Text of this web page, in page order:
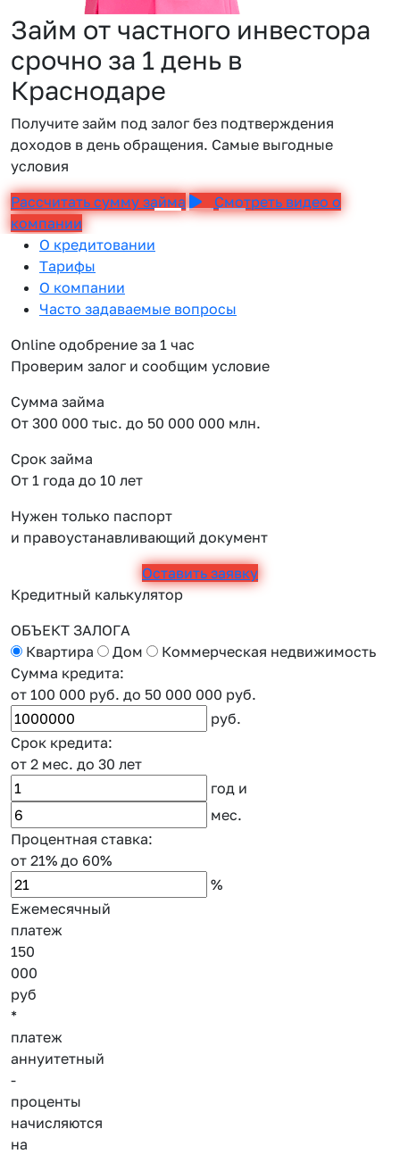
Займ от частного инвестора
срочно за 1 день в
Краснодаре
Получите займ под залог без подтверждения
доходов в день обращения. Самые выгодные
условия
Рассчитать сумму займа
Смотреть видео о
компании
О кредитовании
Тарифы
О компании
Часто задаваемые вопросы
Online одобрение за 1 час
Проверим залог и сообщим условие
Сумма займа
От 300 000 тыс. до 50 000 000 млн.
Срок займа
От 1 года до 10 лет
Нужен только паспорт
и правоустанавливающий документ
Оставить заявку
Кредитный калькулятор
ОБЪЕКТ ЗАЛОГА
Квартира
Дом
Коммерческая недвижимость
Сумма кредита:
от 100 000 руб. до 50 000 000 руб.
руб.
Срок кредита:
от 2 мес. до 30 лет
год и
мес.
Процентная ставка:
от 21% до 60%
%
Ежемесячный
платеж
150
000
руб
*
платеж
аннуитетный
-
проценты
начисляются
на